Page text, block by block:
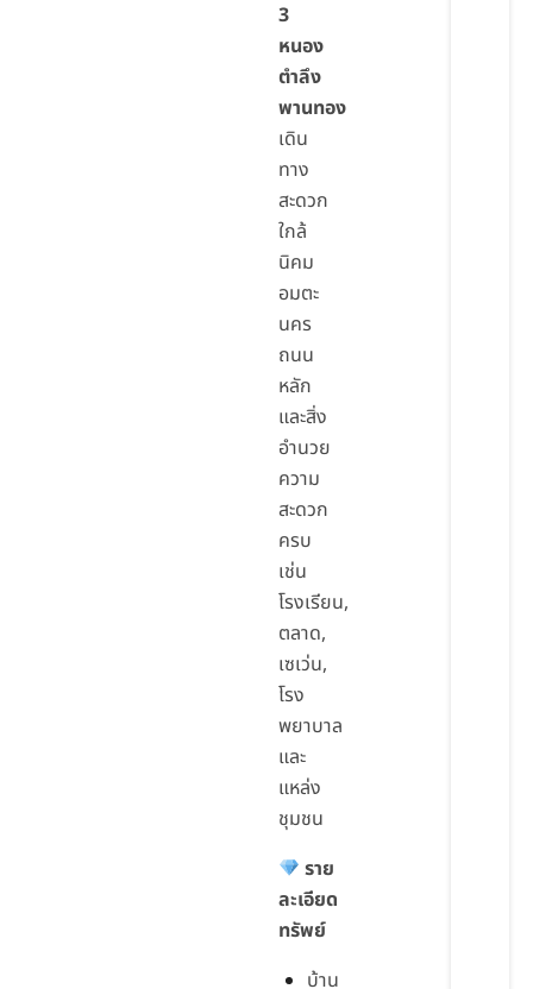
3
หนอง
ตำลึง
พานทอง
เดิน
ทาง
สะดวก
ใกล้
นิคม
อมตะ
นคร
ถนน
หลัก
และสิ่ง
อำนวย
ความ
สะดวก
ครบ
เช่น
โรงเรียน,
ตลาด,
เซเว่น,
โรง
พยาบาล
และ
แหล่ง
ชุมชน
ราย
ละเอียด
ทรัพย์
บ้าน